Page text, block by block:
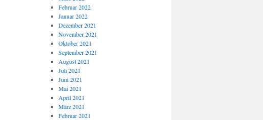
Februar 2022
Januar 2022
Dezember 2021
November 2021
Oktober 2021
September 2021
August 2021
Juli 2021
Juni 2021
Mai 2021
April 2021
März 2021
Februar 2021